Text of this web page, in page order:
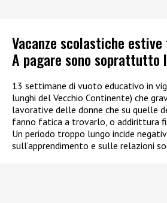
Vacanze scolastiche
A pagare sono soprattutto
13 settimane di vuoto educativo in
lunghi del Vecchio Continente) che
lavorative delle donne che su quelle
fanno fatica a trovarlo, o addirittura
Un periodo troppo lungo incide
sull’apprendimento e sulle relazioni